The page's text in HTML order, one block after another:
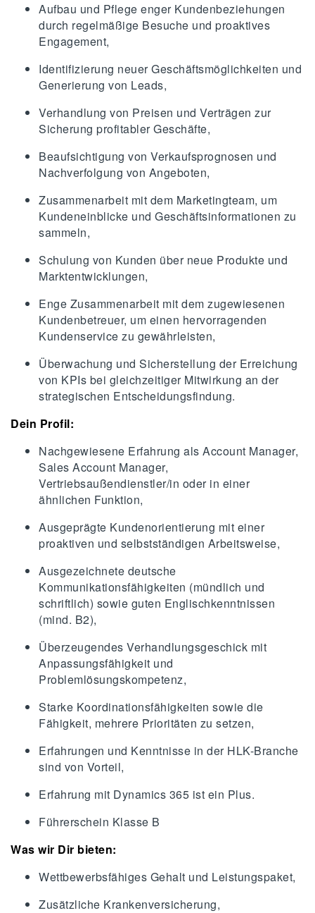
Aufbau und Pflege enger Kundenbeziehungen
durch regelmäßige Besuche und proaktives
Engagement,
Identifizierung neuer Geschäftsmöglichkeiten und
Generierung von Leads,
Verhandlung von Preisen und Verträgen zur
Sicherung profitabler Geschäfte,
Beaufsichtigung von Verkaufsprognosen und
Nachverfolgung von Angeboten,
Zusammenarbeit mit dem Marketingteam, um
Kundeneinblicke und Geschäftsinformationen zu
sammeln,
Schulung von Kunden über neue Produkte und
Marktentwicklungen,
Enge Zusammenarbeit mit dem zugewiesenen
Kundenbetreuer, um einen hervorragenden
Kundenservice zu gewährleisten,
Überwachung und Sicherstellung der Erreichung
von KPIs bei gleichzeitiger Mitwirkung an der
strategischen Entscheidungsfindung.
Dein Profil:
Nachgewiesene Erfahrung als Account Manager,
Sales Account Manager,
Vertriebsaußendienstler/in oder in einer
ähnlichen Funktion,
Ausgeprägte Kundenorientierung mit einer
proaktiven und selbstständigen Arbeitsweise,
Ausgezeichnete deutsche
Kommunikationsfähigkeiten (mündlich und
schriftlich) sowie guten Englischkenntnissen
(mind. B2),
Überzeugendes Verhandlungsgeschick mit
Anpassungsfähigkeit und
Problemlösungskompetenz,
Starke Koordinationsfähigkeiten sowie die
Fähigkeit, mehrere Prioritäten zu setzen,
Erfahrungen und Kenntnisse in der HLK-Branche
sind von Vorteil,
Erfahrung mit Dynamics 365 ist ein Plus.
Führerschein Klasse B
Was wir Dir bieten:
Wettbewerbsfähiges Gehalt und Leistungspaket,
Zusätzliche Krankenversicherung,